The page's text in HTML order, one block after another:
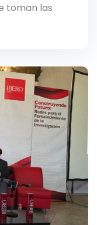
toman las